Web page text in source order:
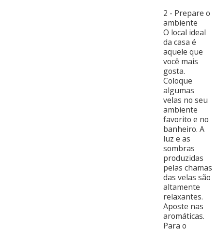
2 - Prepare o
ambiente
O local ideal
da casa é
aquele que
você mais
gosta.
Coloque
algumas
velas no seu
ambiente
favorito e no
banheiro. A
luz e as
sombras
produzidas
pelas chamas
das velas são
altamente
relaxantes.
Aposte nas
aromáticas.
Para o